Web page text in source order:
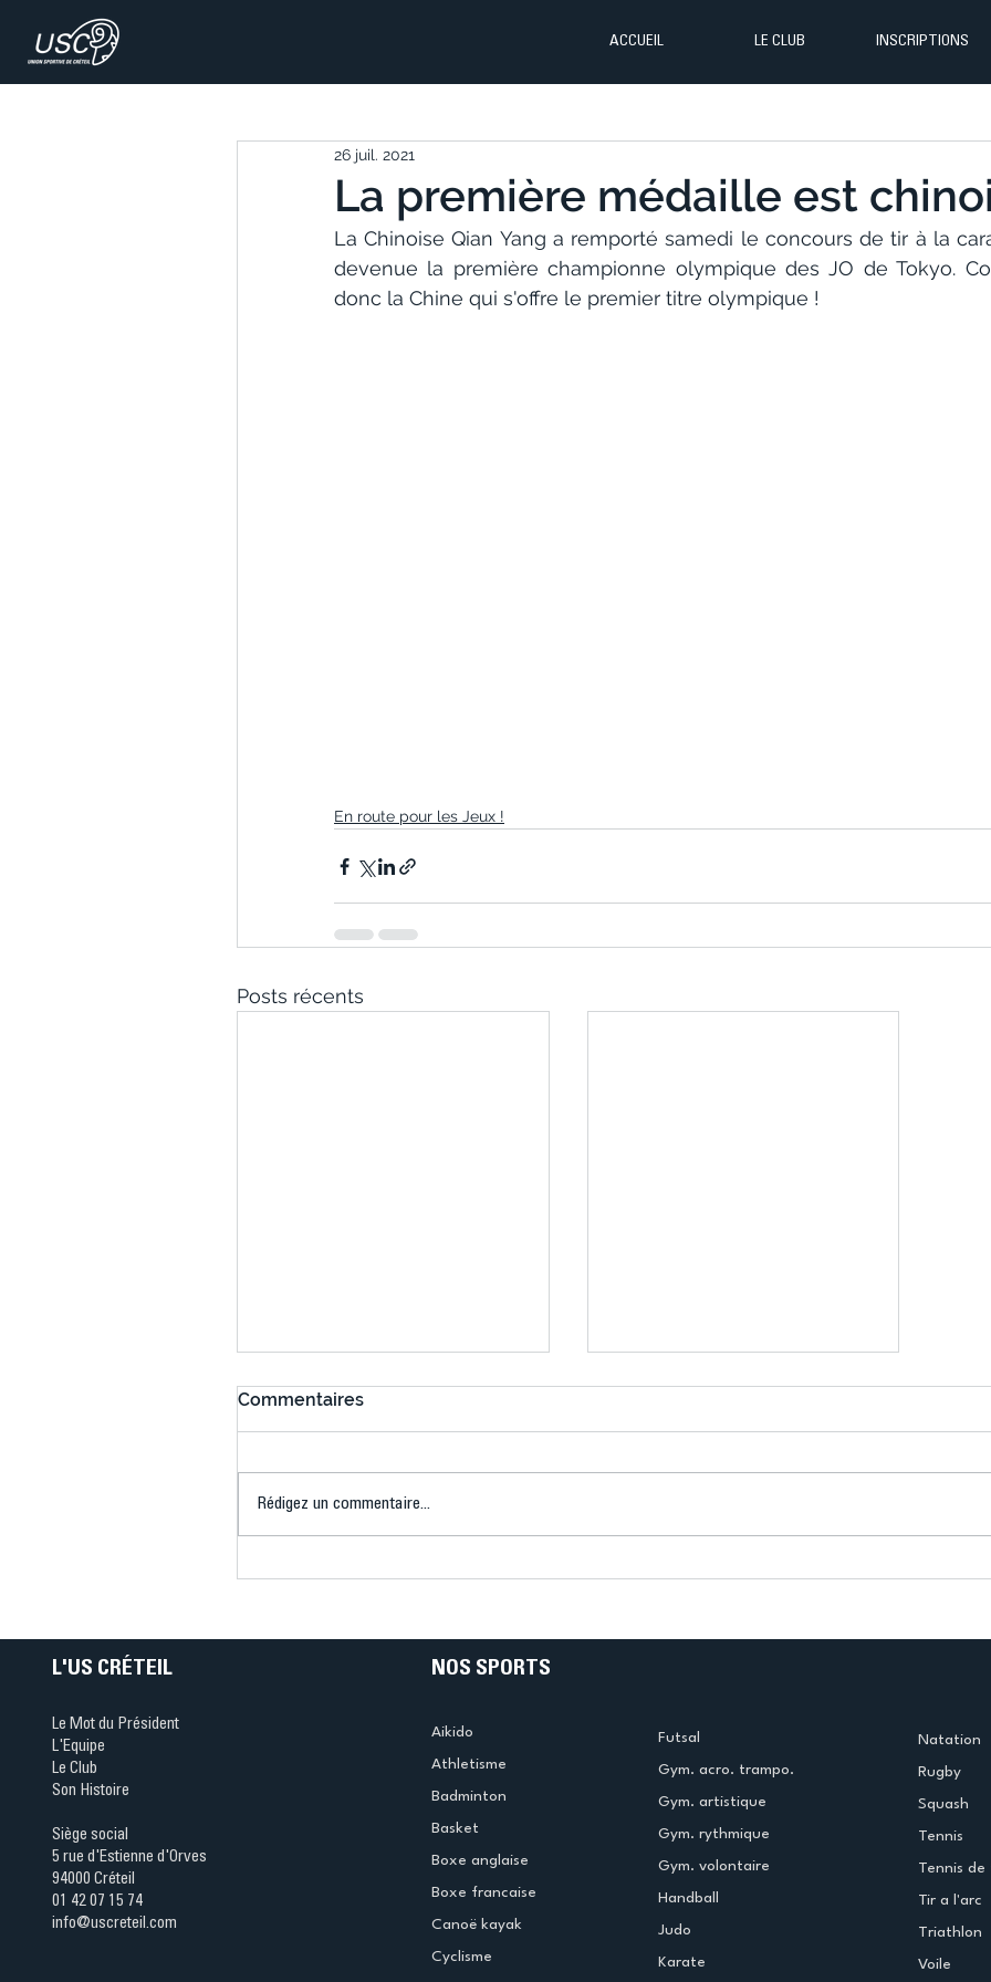
ACCUEIL LE CLUB INSCRIPTIONS
La première médaille est
26 juil. 2021
La Chinoise Qian Yang a remporté samedi le concours de tir à la
devenue la première championne olympique des JO de Tokyo.
donc la Chine qui s'offre le premier titre olympique !
En route pour les Jeux !
Posts récents
Aurevoir Tokyo !
Commentaires
Rédigez un commentaire...
L'US CRÉTEIL
Le Mot du Président
L'Equipe
Le Club
Son Histoire
Siège social
5 rue d'Estienne d'Orves
94000 Créteil
01 42 07 15 74
info@uscreteil.com
NOS SPORTS
Aikido
Athletisme
Badminton
Basket
Boxe anglaise
Boxe francaise
Canoë kayak
Cyclisme
Futsal
Gym. acro. trampo.
Gym. artistique
Gym. rythmique
Gym. volontaire
Handball
Judo
Karate
Natation
Rugby
Squash
Tennis
Tennis de
Tir a l'arc
Triathlon
Voile